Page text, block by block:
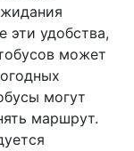
эти удобства,
может
могут
маршрут.